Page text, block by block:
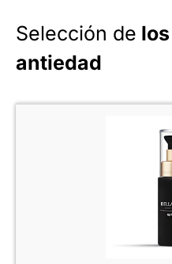
Selección de
antiedad